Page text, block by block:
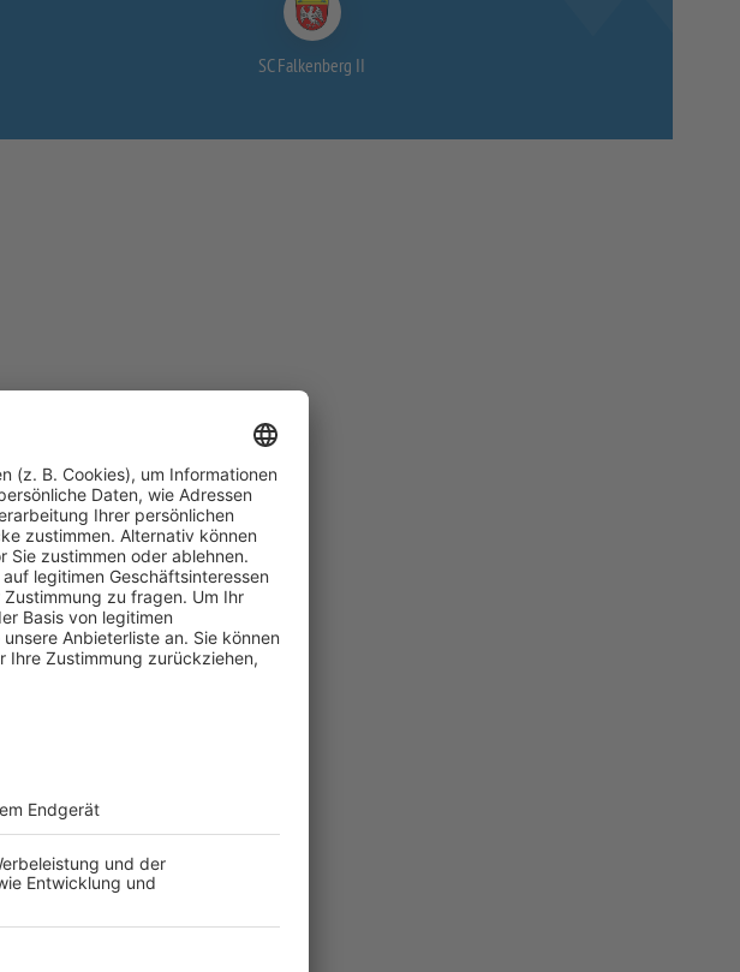
SC Falkenberg II